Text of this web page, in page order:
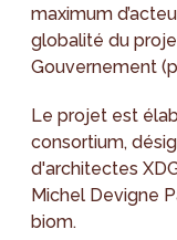
maximum
globalité du
Gouvernement
Le projet est
consortium,
d'architectes
Michel Devigne
biom.